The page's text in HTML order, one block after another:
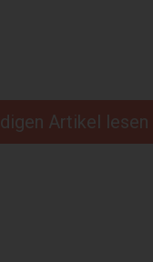
Artikel lesen